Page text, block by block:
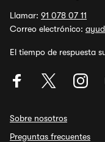
Llamar: 91 078 07 11
Correo electrónico:
El tiempo de respuesta
Sobre nosotros
Preguntas frecuentes